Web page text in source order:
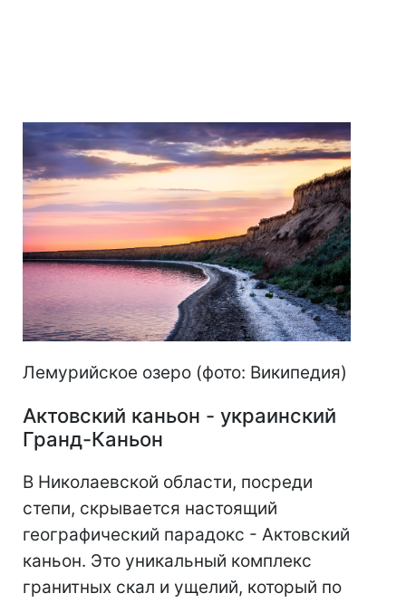
Лемурийское озеро (фото: Википедия)
Актовский каньон - украинский
Гранд-Каньон
В Николаевской области, посреди
степи, скрывается настоящий
географический парадокс - Актовский
каньон. Это уникальный комплекс
гранитных скал и ущелий, который по